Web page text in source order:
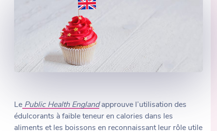
Le Public Health Englandapprouve l’utilisation des
édulcorants à faible teneur en calories dans les
aliments et les boissons en reconnaissant leur rôle utile